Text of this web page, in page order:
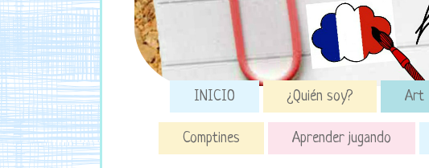
INICIO ¿Quién soy? Art
Comptines Aprender jugando